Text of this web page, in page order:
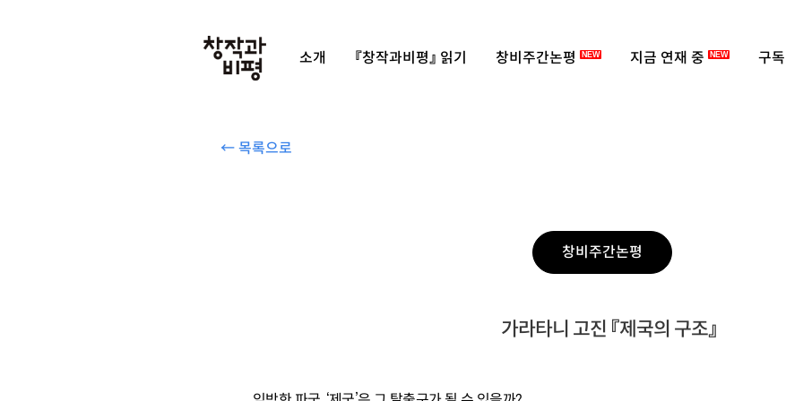
소개 『창작과비평』 읽기 창비주간논평 NEW 지금 연재 중 NEW 구독
← 목록으로
창비주간논평
가라타니 고진 『제국의 구조』